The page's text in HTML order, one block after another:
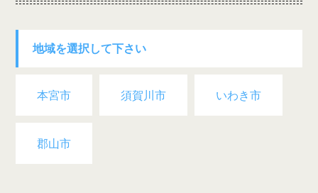
地域を選択して下さい
本宮市 須賀川市 いわき市
郡山市